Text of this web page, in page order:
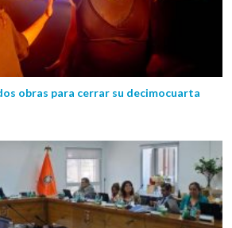
obras para cerrar su decimocuarta